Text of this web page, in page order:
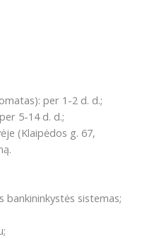
per 1-2 d. d.;
5-14 d. d.;
(Klaipėdos g. 67,
sistemas;